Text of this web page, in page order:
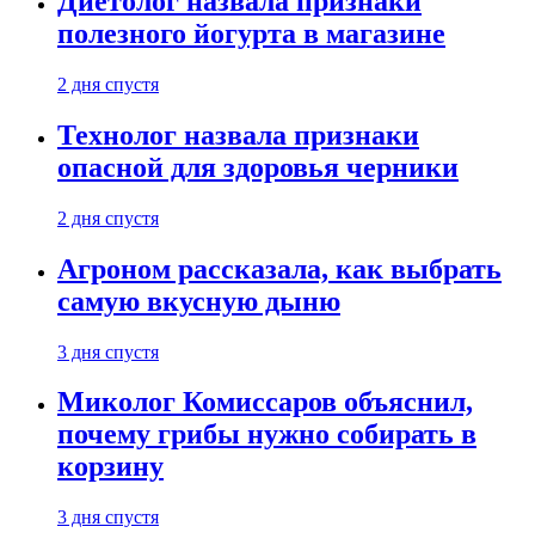
полезного йогурта в магазине
2 дня спустя
Технолог назвала признаки
опасной для здоровья черники
2 дня спустя
Агроном рассказала, как выбрать
самую вкусную дыню
3 дня спустя
Миколог Комиссаров объяснил,
почему грибы нужно собирать в
корзину
3 дня спустя